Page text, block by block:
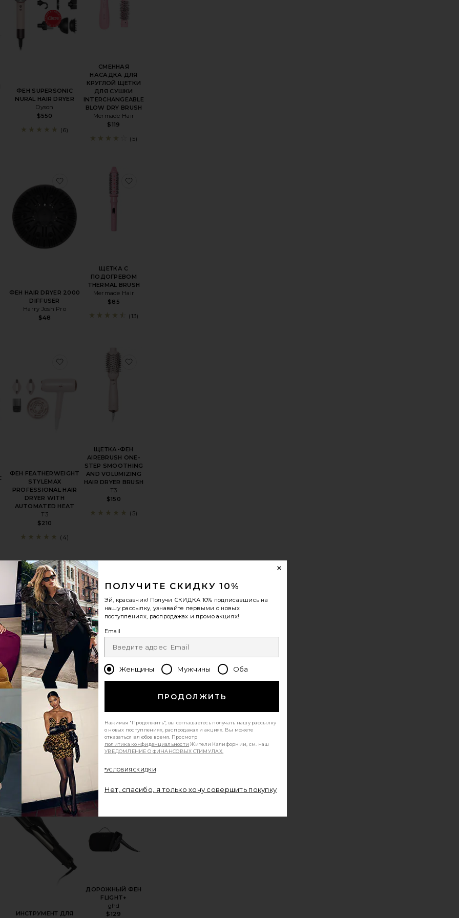
ФЕН SUPERSONIC
NURAL HAIR DRYER
Dyson
$550
(6)
СМЕННАЯ
НАСАДКА ДЛЯ
КРУГЛОЙ ЩЕТКИ
ДЛЯ СУШКИ
INTERCHANGEABLE
BLOW DRY BRUSH
Mermade Hair
$119
(5)
R HAIR DRYER
SPEED
ФЕН HAIR DRYER 2000
DIFFUSER
Harry Josh Pro
$48
избранноеФЕН HAIR DRYER 2000 DIFFUSER
ЩЕТКА С
ПОДОГРЕВОМ
THERMAL BRUSH
Mermade Hair
$85
(13)
I.D. MULTI-STYLER & DRYER CURLY & COILY
ДЛЯ ВОЛОС SUPERSONIC NURAL
ФЕН FEATHERWEIGHT
STYLEMAX
PROFESSIONAL HAIR
DRYER WITH
AUTOMATED HEAT
T3
$210
избранноеФЕН FEATHERWEIGHT STYLEMAX PROFESSIONAL HAIR DRYER WITH AUTOMATED HEAT
(4)
ЩЕТКА-ФЕН
AIREBRUSH ONE-
STEP SMOOTHING
AND VOLUMIZING
HAIR DRYER BRUSH
T3
$150
(5)
AFAR LIGHTWEIGHT TRAVEL SIZE HAIR DRYER
НАБОР ФЕНА И ЩЕТОК AIRELUXE AIRELUXE PROFESSIONAL HAIR DRYER AND
ДИФФУЗОР С МЯГКИМ
КАСАНИЕМ 3 SOFT
TOUCH 3 DIFFUSER
T3
$30
избранноеДИФФУЗОР С МЯГКИМ КАСАНИЕМ 3 SOFT TOUCH 3 DIFFUSER
(2)
СУШИЛКА М M
DRYER
Mermade Hair
EFFORTLESS STYLE
HELIOS
ИНСТРУМЕНТ ДЛЯ
избранноеИНСТРУМЕНТ ДЛЯ ВОЛОС DUET STYLE
ДОРОЖНЫЙ ФЕН
FLIGHT+
ghd
$129
ПОЛУЧИТЕ СКИДКУ 10%
Эй, красавчик! Получи СКИДКА 10% подписавшись на
нашу рассылку, узнавайте первыми о новых
поступлениях, распродажах и промо акциях!
Email
Женщины Мужчины Оба
ПРОДОЛЖИТЬ
Нажимая "Продолжить", вы соглашаетесь получать нашу рассылку
о новых поступлениях, распродажах и акциях. Вы можете
отказаться в любое время. Просмотр
политика конфиденциальности Жители Калифорнии, см. наш
УВЕДОМЛЕНИЕ О ФИНАНСОВЫХ СТИМУЛАХ.
*УСЛОВИЯ СКИДКИ
Нет, спасибо, я только хочу совершить покупку